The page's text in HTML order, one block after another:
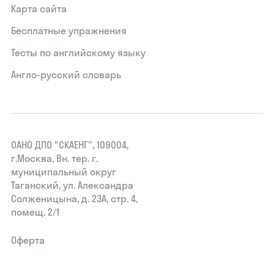
Карта сайта
Бесплатные упражнения
Тесты по английскому языку
Англо-русский словарь
ОАНО ДПО "СКАЕНГ", 109004,
г.Москва, Вн. тер. г.
муниципальный округ
Таганский, ул. Александра
Солженицына, д. 23А, стр. 4,
помещ. 2/1
Оферта